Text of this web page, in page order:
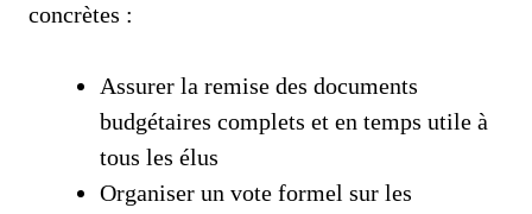
concrètes :
Assurer la remise des documents
budgétaires complets et en temps utile à
tous les élus
Organiser un vote formel sur les